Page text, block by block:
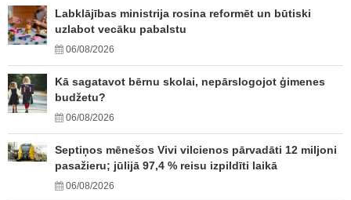
Labklājības ministrija rosina reformēt un būtiski
uzlabot vecāku pabalstu
06/08/2026
Kā sagatavot bērnu skolai, nepārslogojot ģimenes
budžetu?
06/08/2026
Septiņos mēnešos Vivi vilcienos pārvadāti 12 miljoni
pasažieru; jūlijā 97,4 % reisu izpildīti laikā
06/08/2026